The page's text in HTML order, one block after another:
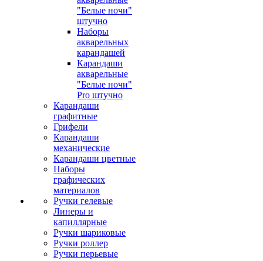
"Белые ночи"
штучно
Наборы
акварельных
карандашей
Карандаши
акварельные
"Белые ночи"
Pro штучно
Карандаши
графитные
Грифели
Карандаши
механические
Карандаши цветные
Наборы
графических
материалов
Ручки гелевые
Линеры и
капиллярные
Ручки шариковые
Ручки роллер
Ручки перьевые